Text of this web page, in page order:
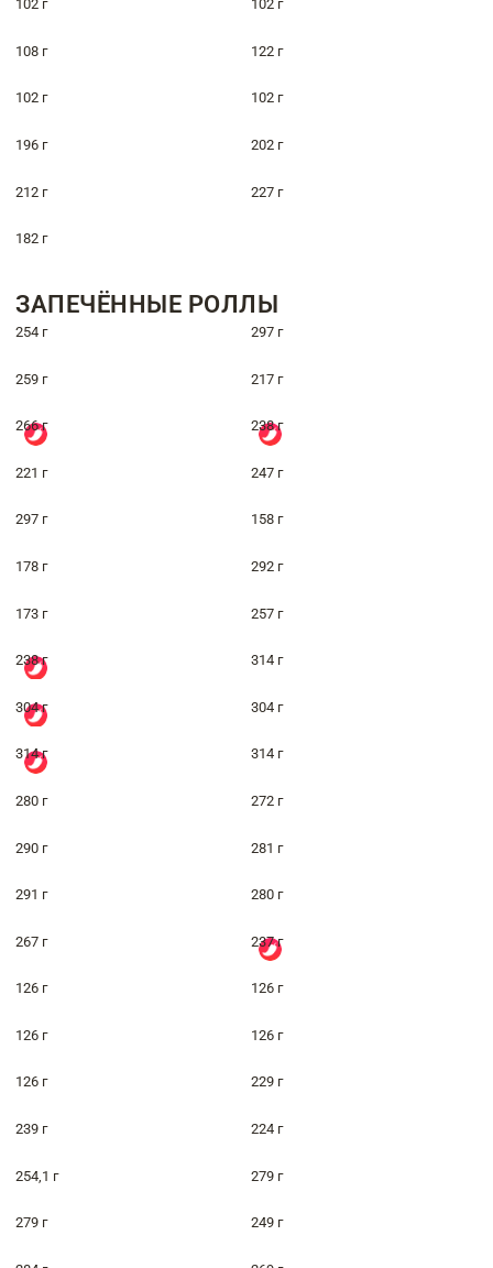
102 г 102 г
108 г 122 г
102 г 102 г
196 г 202 г
212 г 227 г
182 г
ЗАПЕЧЁННЫЕ РОЛЛЫ
254 г 297 г
259 г 217 г
266 г 238 г
221 г 247 г
297 г 158 г
178 г 292 г
173 г 257 г
238 г 314 г
304 г 304 г
314 г 314 г
280 г 272 г
290 г 281 г
291 г 280 г
267 г 237 г
126 г 126 г
126 г 126 г
126 г 229 г
239 г 224 г
254,1 г 279 г
279 г 249 г